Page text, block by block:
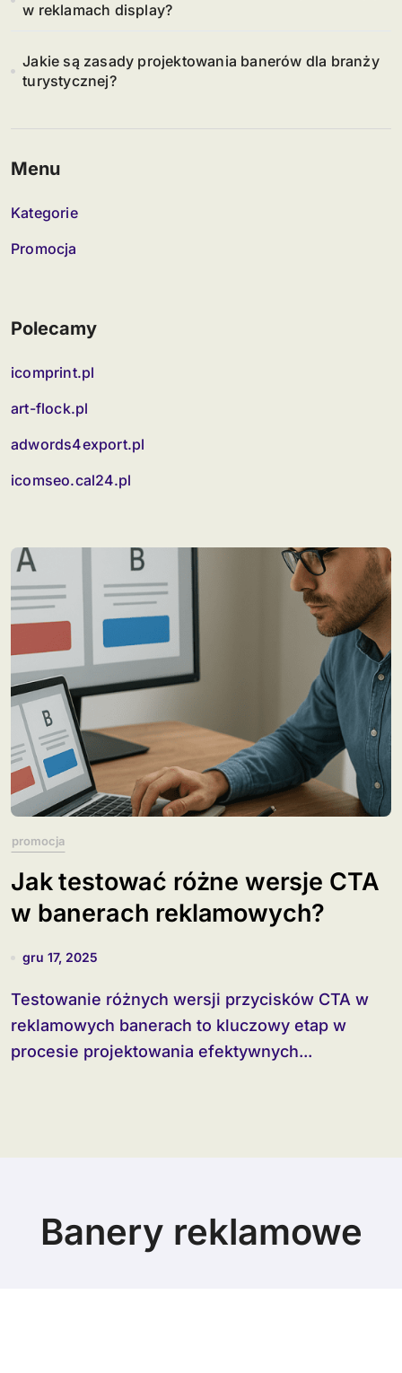
w reklamach display?
Jakie są zasady projektowania banerów dla branży
turystycznej?
Menu
Kategorie
Promocja
Polecamy
icomprint.pl
art-flock.pl
adwords4export.pl
icomseo.cal24.pl
promocja
Jak testować różne wersje CTA
w banerach reklamowych?
gru 17, 2025
Testowanie różnych wersji przycisków CTA w
reklamowych banerach to kluczowy etap w
procesie projektowania efektywnych...
Banery reklamowe